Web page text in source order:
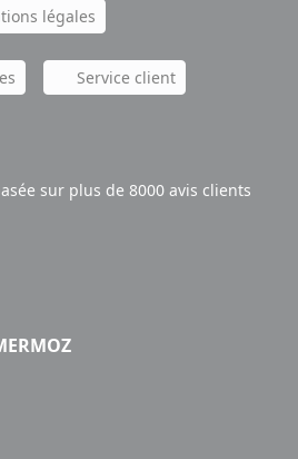
légales
Service client
sur plus de 8000 avis clients